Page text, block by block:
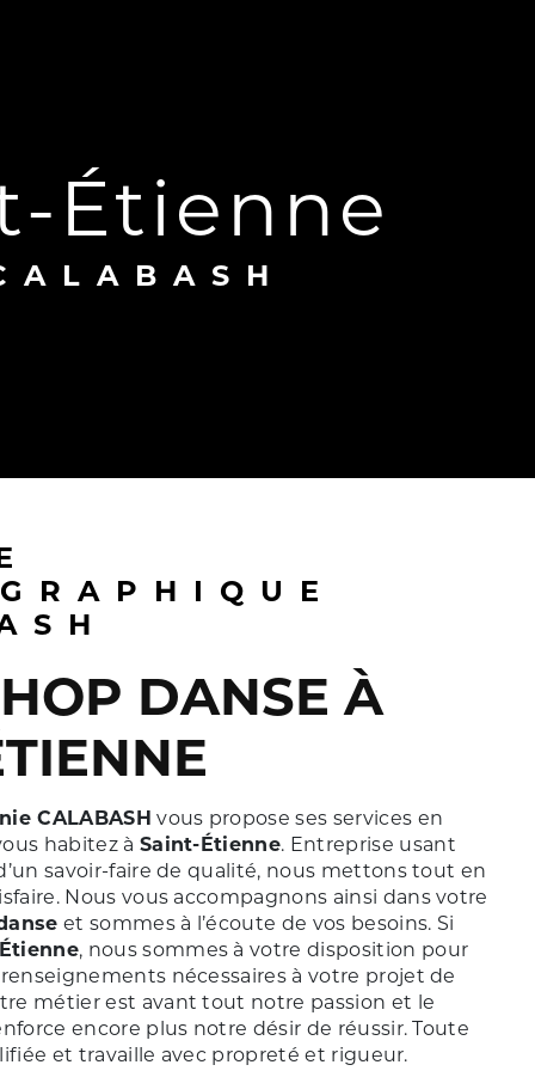
Étienne
CALABASH vous propose ses services en
habitez à Saint-Étienne. Entreprise usant
savoir-faire de qualité, nous mettons tout en
Nous vous accompagnons ainsi dans votre
et sommes à l’écoute de vos besoins. Si
, nous sommes à votre disposition pour
nécessaires à votre projet de
métier est avant tout notre passion et le
encore plus notre désir de réussir. Toute
et travaille avec propreté et rigueur.